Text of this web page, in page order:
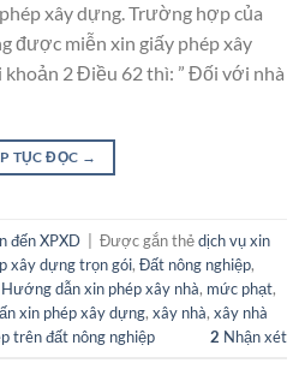
xây dựng. Trường hợp của
được miễn xin giấy phép xây
2 Điều 62 thì: ” Đối với nhà
TỤC ĐỌC →
đến XPXD | Được gắn thẻdịch vụ xin
xây dựng trọn gói, Đất nông nghiệp,
Hướng dẫn xin phép xây nhà, mức phạt,
xin phép xây dựng, xây nhà, xây nhà
trên đất nông nghiệp 2 Nhận xét